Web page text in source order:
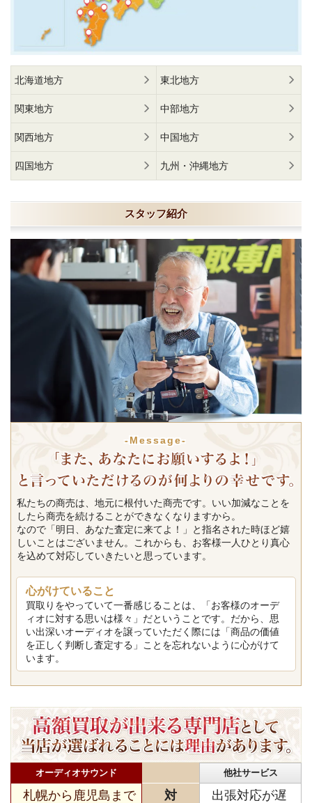
北海道地方 東北地方
関東地方 中部地方
関西地方 中国地方
四国地方 九州・沖縄地方
スタッフ紹介
-Message-
私たちの商売は、地元に根付いた商売です。いい加減なことを
したら商売を続けることができなくなりますから。
なので「明日、あなた査定に来てよ！」と指名された時ほど嬉
しいことはございません。これからも、お客様一人ひとり真心
を込めて対応していきたいと思っています。
心がけていること
買取りをやっていて一番感じることは、「お客様のオーデ
ィオに対する思いは様々」だということです。だから、思
い出深いオーディオを譲っていただく際には「商品の価値
を正しく判断し査定する」ことを忘れないように心がけて
います。
オーディオサウンド 他社サービス
札幌から鹿児島まで
対
出張対応が遅